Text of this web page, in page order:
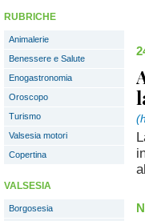
RUBRICHE
Animalerie
Benessere e Salute
Enogastronomia
Oroscopo
Turismo
Valsesia motori
Copertina
VALSESIA
Borgosesia